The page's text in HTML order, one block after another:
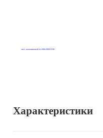
Характеристики